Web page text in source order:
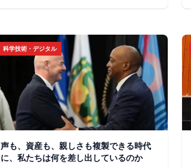
科学技術・デジタル
声も、資産も、親しさも複製できる時代
に、私たちは何を差し出しているのか